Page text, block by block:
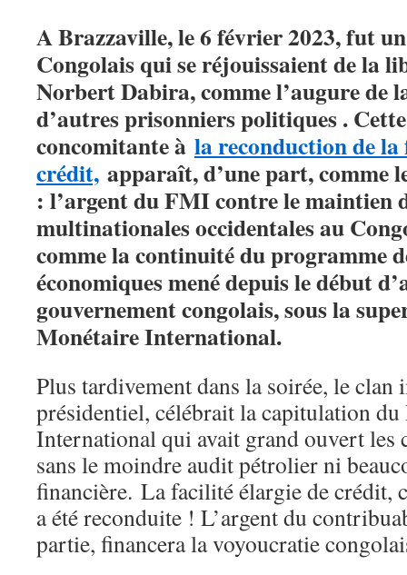
A Brazzaville, le 6 février 2023, fut
Congolais qui se réjouissaient de la
Norbert Dabira, comme l’augure de
d’autres prisonniers politiques .
concomitante à la reconduction de
crédit, apparaît, d’une part, comme
: l’argent du FMI contre le maintien
multinationales occidentales au
comme la continuité du programme
économiques mené depuis le début
gouvernement congolais, sous la
Monétaire International.
Plus tardivement dans la soirée, le
présidentiel, célébrait la capitulation
International qui avait grand ouvert les
sans le moindre audit pétrolier ni
financière. La facilité élargie de crédit,
a été reconduite ! L’argent du
partie, financera la voyoucratie